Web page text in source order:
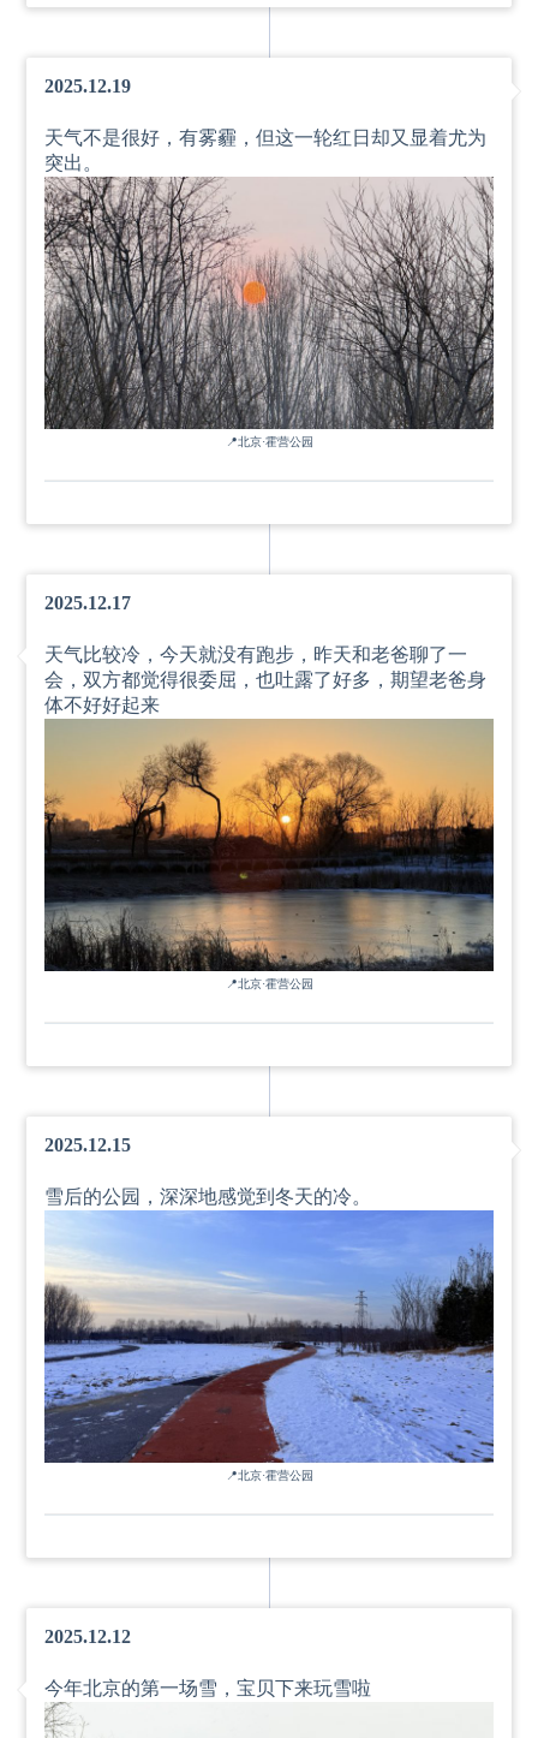
2025.12.19
天气不是很好，有雾霾，但这一轮红日却又显着尤为
突出。
📍北京·霍营公园
2025.12.17
天气比较冷，今天就没有跑步，昨天和老爸聊了一
会，双方都觉得很委屈，也吐露了好多，期望老爸身
体不好好起来
📍北京·霍营公园
2025.12.15
雪后的公园，深深地感觉到冬天的冷。
📍北京·霍营公园
2025.12.12
今年北京的第一场雪，宝贝下来玩雪啦